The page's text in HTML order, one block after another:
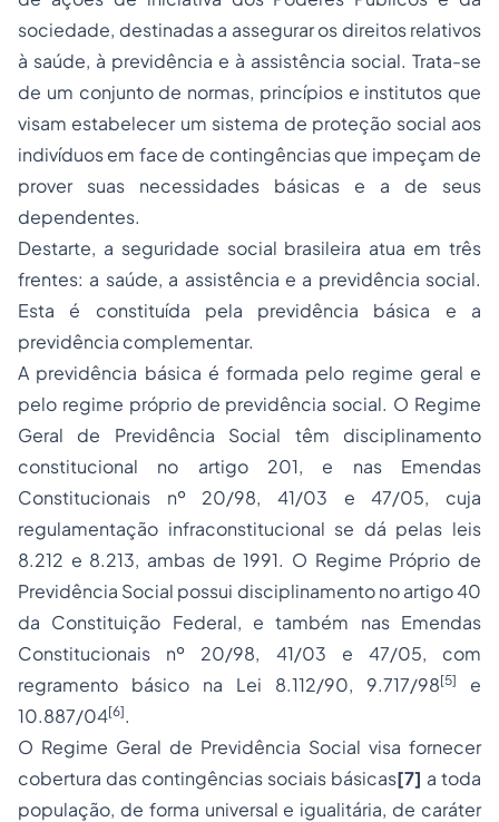
sociedade, destinadas a assegurar os direitos relativos
à saúde, à previdência e à assistência social. Trata-se
de um conjunto de normas, princípios e institutos que
visam estabelecer um sistema de proteção social aos
indivíduos em face de contingências que impeçam de
prover suas necessidades básicas e a de seus
dependentes.
Destarte, a seguridade social brasileira atua em três
frentes: a saúde, a assistência e a previdência social.
Esta é constituída pela previdência básica e a
previdência complementar.
A previdência básica é formada pelo regime geral e
pelo regime próprio de previdência social. O Regime
Geral de Previdência Social têm disciplinamento
constitucional no artigo 201, e nas Emendas
Constitucionais nº 20/98, 41/03 e 47/05, cuja
regulamentação infraconstitucional se dá pelas leis
8.212 e 8.213, ambas de 1991. O Regime Próprio de
Previdência Social possui disciplinamento no artigo 40
da Constituição Federal, e também nas Emendas
Constitucionais nº 20/98, 41/03 e 47/05, com
regramento básico na Lei 8.112/90, 9.717/98[5]
e
10.887/04[6].
O Regime Geral de Previdência Social visa fornecer
cobertura das contingências sociais básicas[7] a toda
população, de forma universal e igualitária, de caráter